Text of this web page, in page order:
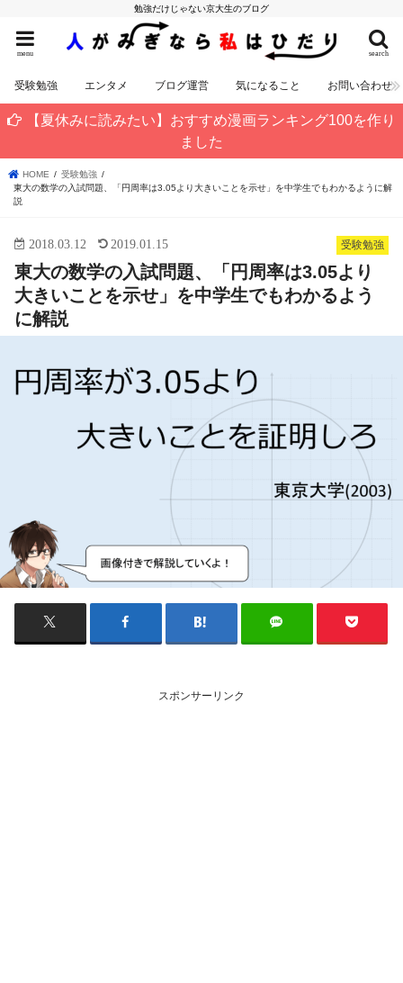
勉強だけじゃない京大生のブログ
search
menu
受験勉強 エンタメ ブログ運営 気になること お問い合わせ
【夏休みに読みたい】おすすめ漫画ランキング100を作り
ました
HOME
受験勉強
東大の数学の入試問題、「円周率は3.05より大きいことを示せ」を中学生でもわかるように解
説
受験勉強
2018.03.12 2019.01.15
東大の数学の入試問題、「円周率は3.05より
大きいことを示せ」を中学生でもわかるよう
に解説
スポンサーリンク